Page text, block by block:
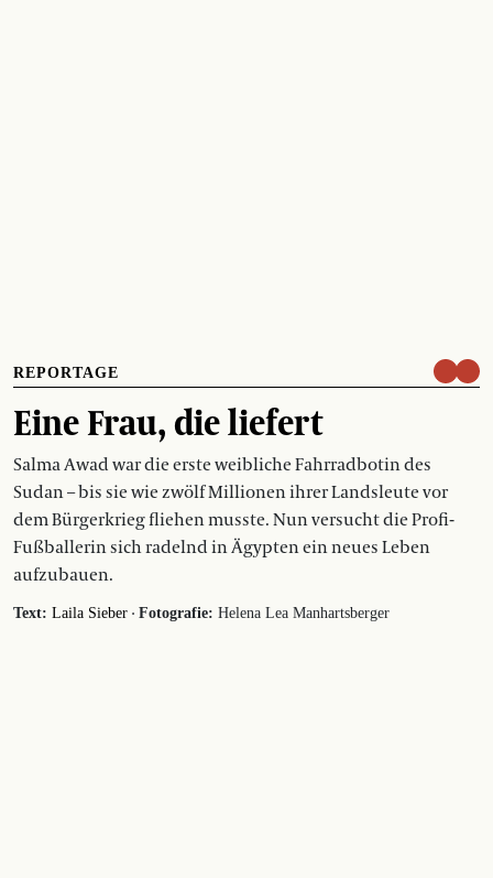
REPORTAGE
Eine Frau, die liefert
Salma Awad war die erste weibliche Fahrradbotin des
Sudan – bis sie wie zwölf Millionen ihrer Landsleute vor
dem Bürgerkrieg fliehen musste. Nun versucht die Profi-
Fußballerin sich radelnd in Ägypten ein neues Leben
aufzubauen.
Text: Laila Sieber · Fotografie: Helena Lea Manhartsberger